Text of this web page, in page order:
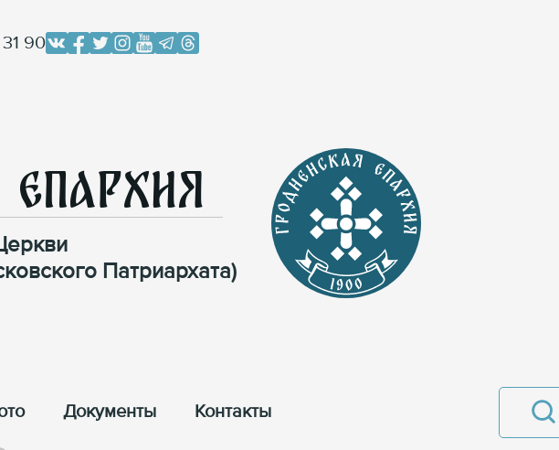
90
Патриархата)
Документы Контакты